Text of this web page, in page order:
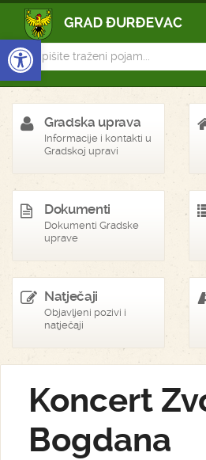
Open toolbar
Gradska uprava
Informacije i kontakti u
Gradskoj upravi
Dokumenti
Dokumenti Gradske
uprave
Natječaji
Objavljeni pozivi i
natječaji
Koncert
Bogdana